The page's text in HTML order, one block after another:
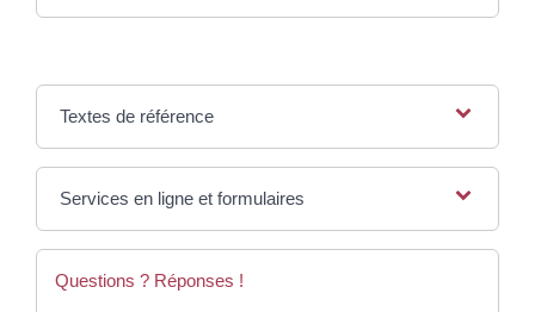
Textes de référence
Services en ligne et formulaires
Questions ? Réponses !